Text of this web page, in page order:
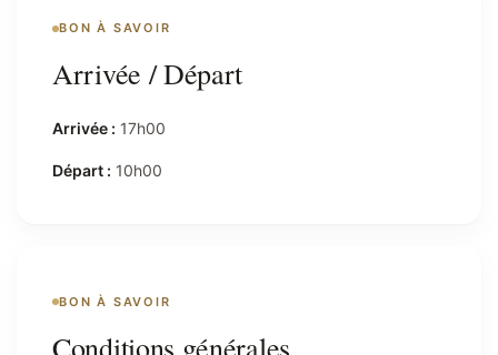
BON À SAVOIR
Arrivée / Départ
Arrivée : 17h00
Départ : 10h00
BON À SAVOIR
Conditions générales